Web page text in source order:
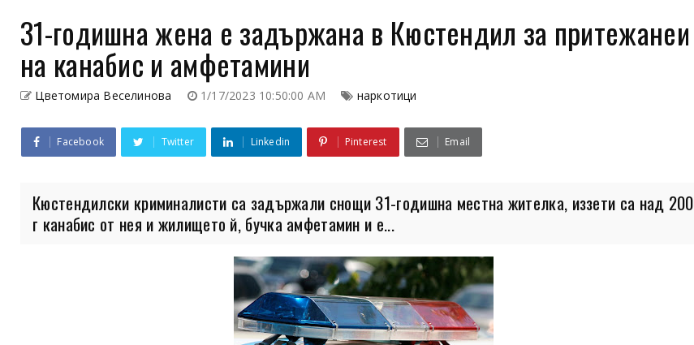
31-годишна жена е задържана в Кюстендил за притежанеи
на канабис и амфетамини
Цветомира Веселинова 1/17/2023 10:50:00 AM наркотици
Facebook Twitter Linkedin Pinterest Email
Кюстендилски криминалисти са задържали снощи 31-годишна местна жителка, иззети са над 200
г канабис от нея и жилището й, бучка амфетамин и е...